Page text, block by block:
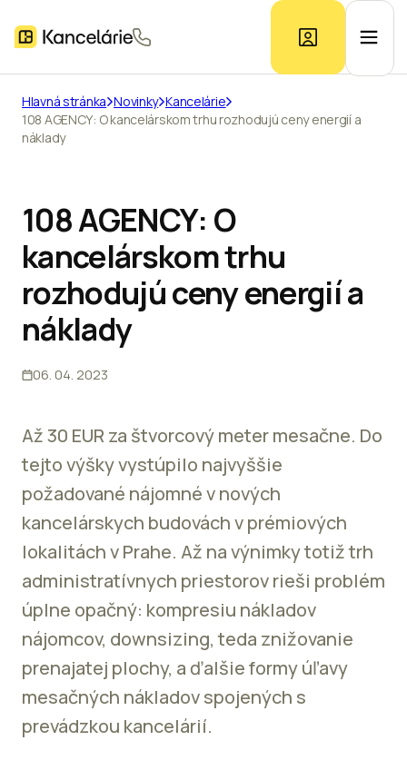
Ponuka kancelárií
Kontakt
Hlavná stránka Novinky Kancelárie
108 AGENCY: O kancelárskom trhu rozhodujú ceny energií a
náklady
108 AGENCY: O
kancelárskom trhu
rozhodujú ceny energií a
náklady
06. 04. 2023
Až 30 EUR za štvorcový meter mesačne. Do
tejto výšky vystúpilo najvyššie
požadované nájomné v nových
kancelárskych budovách v prémiových
lokalitách v Prahe. Až na výnimky totiž trh
administratívnych priestorov rieši problém
úplne opačný: kompresiu nákladov
nájomcov, downsizing, teda znižovanie
prenajatej plochy, a ďalšie formy úľavy
mesačných nákladov spojených s
prevádzkou kancelárií.